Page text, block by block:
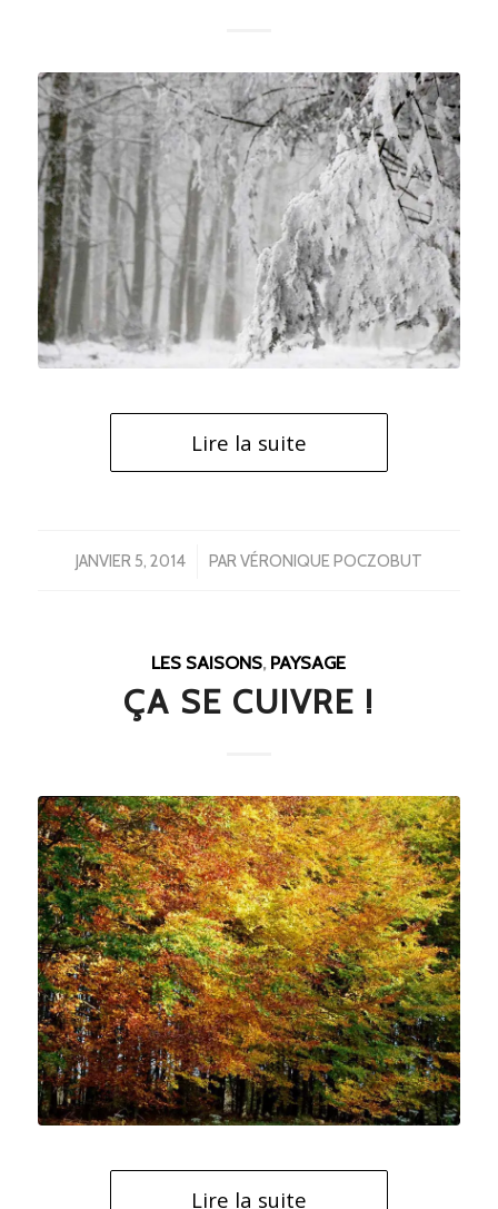
Lire la suite
JANVIER 5, 2014
/ PARVÉRONIQUE POCZOBUT
LES SAISONS, PAYSAGE
ÇA SE CUIVRE !
Lire la suite